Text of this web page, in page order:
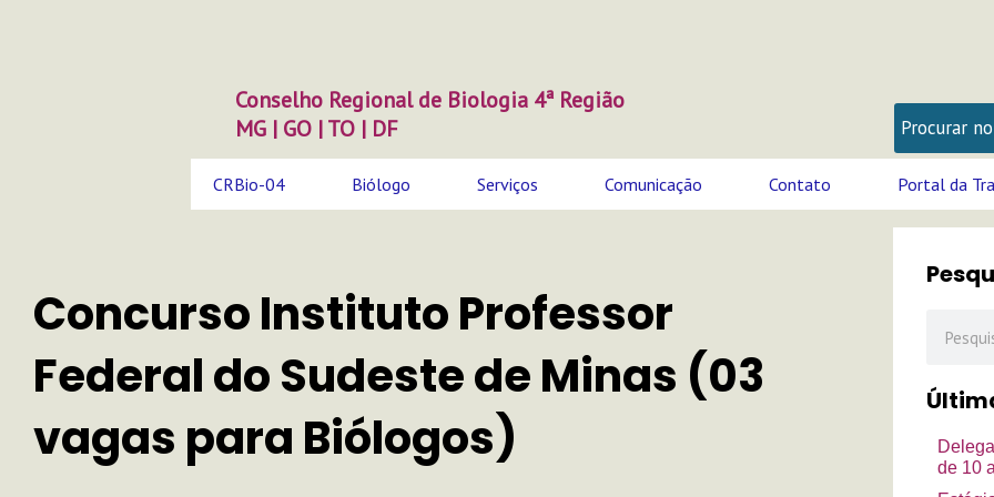
Conselho Regional de Biologia 4ª Região
MG | GO | TO | DF
CRBio-04 Biólogo Serviços Comunicação Contato Portal da
Concurso Instituto Professor
Federal do Sudeste de Minas (03
vagas para Biólogos)
de 10